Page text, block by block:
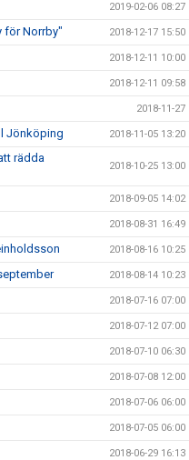
2019-02-06 08:27
för Norrby" 2018-12-17 15:50
2018-12-11 10:00
2018-12-11 09:58
2018-11-27
Jönköping 2018-11-05 13:20
rädda
2018-10-25 13:00
2018-09-05 14:02
2018-08-31 16:49
2018-08-16 10:25
2018-08-14 10:23
2018-07-16 07:00
2018-07-12 07:00
2018-07-10 06:30
2018-07-08 12:00
2018-07-06 06:00
2018-07-05 06:00
2018-06-29 16:13